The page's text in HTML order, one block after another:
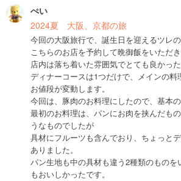
ぺい
2024夏 大阪、京都の旅
今回の大阪旅行で、誕生日を迎えるツレ
こちらのお店を予約して晩御飯をいただき
店内は落ち着いた雰囲気でとても良かった
ディナーコースは1つだけで、メインの
お値段が変動します。
今回は、豚肉のお料理にしたので、基本
最初のお料理は、パンにお肉を挟んだも
うなものでしたが
具材にフルーツも含んでおり、ちょっと
ありました。
パン生地も中の具材も違う2種類のものを
もおいしかったです。